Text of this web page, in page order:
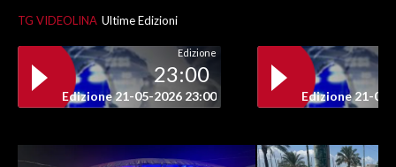
3 MINUTI CON
INFO AZIENDE
TG VIDEOLINA Ultime Edizioni
Edizione
23:00
Edizione 21-05-2026 23:00 Edizione 21-05-